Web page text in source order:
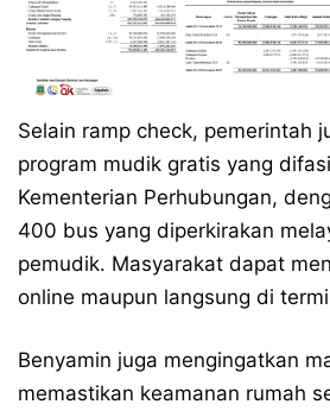
Selain ramp check, pemerintah
program mudik gratis yang
Kementerian Perhubungan,
400 bus yang diperkirakan
pemudik. Masyarakat dapat
online maupun langsung di
Benyamin juga mengingatkan
memastikan keamanan rumah